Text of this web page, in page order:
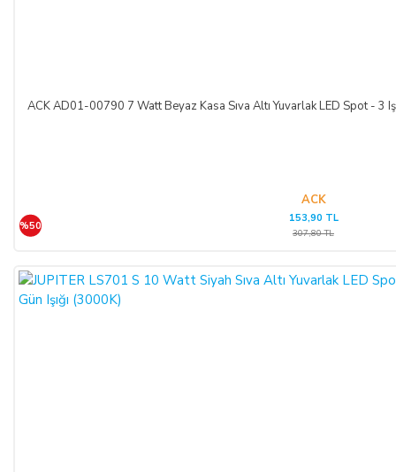
ACK AD01-00790 7 Watt Beyaz Kasa Sıva Altı Yuvarlak LED Spot - 3
ACK
%50
153,90 TL
307,80 TL